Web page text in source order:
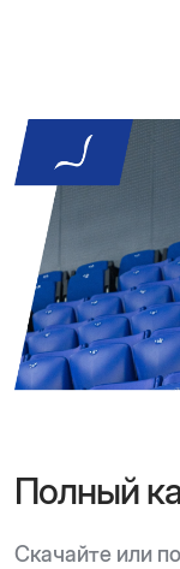
Полный
Скачайте или